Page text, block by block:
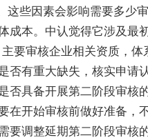
这些因素会影响需要多少
成本。中认觉得它涉及最
主要审核企业相关资质，体
否有重大缺失，核实申请
否具备开展第二阶段审核
在开始审核前做好准备，
要调整延期第二阶段审核